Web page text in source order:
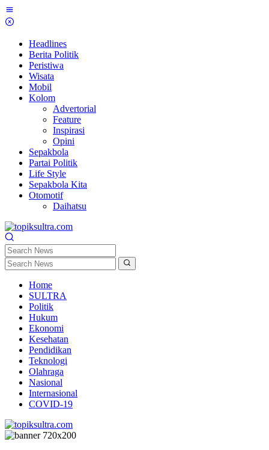
Skip
to
Headlines
Berita Politik
Peristiwa
Wisata
Mobil
Kolom
Advertorial
Feature
Inspirasi
Opini
Sepakbola
Partai Politik
Life Style
Sepakbola Kita
Otomotif
Daihatsu
Home
SULTRA
Politik
Hukum
Ekonomi
Kesehatan
Pendidikan
Teknologi
Olahraga
Nasional
Internasional
COVID-19